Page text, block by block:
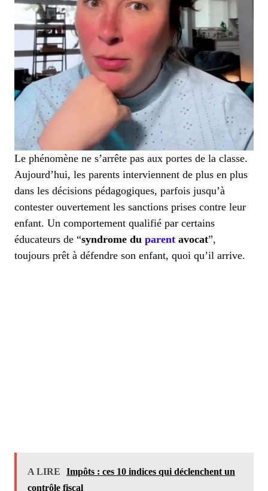
Le phénomène ne s’arrête pas aux portes de la classe.
Aujourd’hui, les parents interviennent de plus en plus
dans les décisions pédagogiques, parfois jusqu’à
contester ouvertement les sanctions prises contre leur
enfant. Un comportement qualifié par certains
éducateurs de “syndrome du parent avocat”,
toujours prêt à défendre son enfant, quoi qu’il arrive.
A LIRE
Impôts : ces 10 indices qui déclenchent un
contrôle fiscal